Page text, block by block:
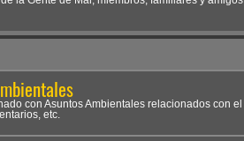
con Asuntos Ambientales relacionados con el
etc.